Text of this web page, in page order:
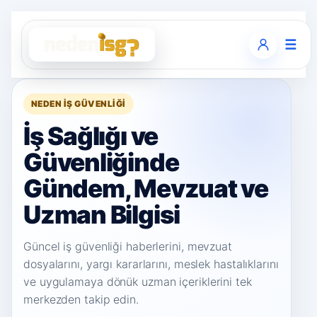
☰
NEDEN İŞ GÜVENLIĞI
İş Sağlığı ve
Güvenliğinde
Gündem, Mevzuat ve
Uzman Bilgisi
Güncel iş güvenliği haberlerini, mevzuat
dosyalarını, yargı kararlarını, meslek hastalıklarını
ve uygulamaya dönük uzman içeriklerini tek
merkezden takip edin.